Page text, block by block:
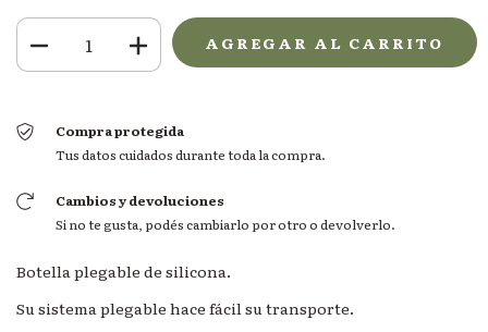
Compra protegida
Tus datos cuidados durante toda la compra.
Cambios y devoluciones
Si no te gusta, podés cambiarlo por otro o devolverlo.
Botella plegable de silicona.
Su sistema plegable hace fácil su transporte.